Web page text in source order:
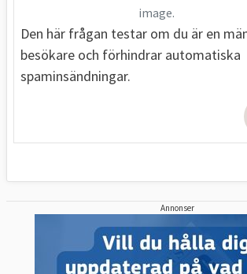
image.
Den här frågan testar om du är en
besökare och förhindrar automatiska
spaminsändningar.
Annonser